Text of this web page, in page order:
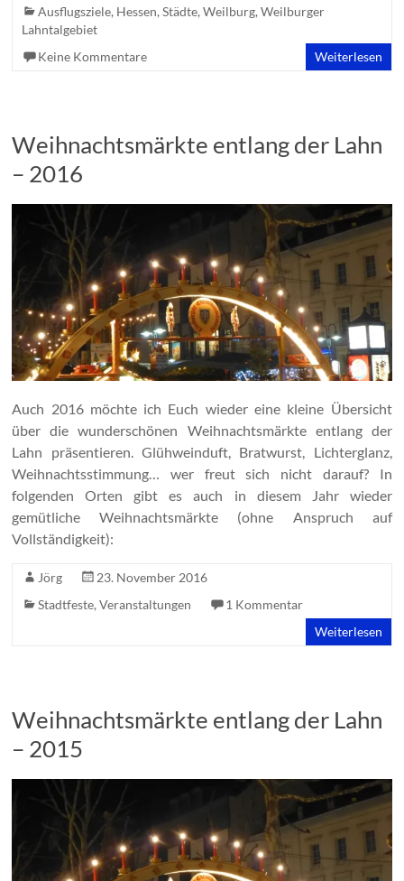
Ausflugsziele, Hessen,Städte,Weilburg,Weilburger
Lahntalgebiet
Keine Kommentare
Weiterlesen
Weihnachtsmärkte entlang der Lahn
– 2016
Auch 2016 möchte ich Euch wieder eine kleine Übersicht
über die wunderschönen Weihnachtsmärkte entlang der
Lahn präsentieren. Glühweinduft, Bratwurst, Lichterglanz,
Weihnachtsstimmung… wer freut sich nicht darauf? In
folgenden Orten gibt es auch in diesem Jahr wieder
gemütliche Weihnachtsmärkte (ohne Anspruch auf
Vollständigkeit):
Jörg
23. November 2016
Stadtfeste,Veranstaltungen
1 Kommentar
Weiterlesen
Weihnachtsmärkte entlang der Lahn
– 2015